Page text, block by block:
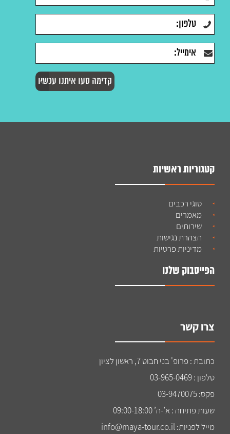
קטגוריות ראשיות
סוגי רכבים
מאמרים
שירותים
הצהרת נגישות
מדיניות פרטיות
הפייסבוק שלנו
צרו קשר
כתובת : פרופ' בני חבוט 7, ראשון לציון
טלפון : 03-965-0469
פקס: 03-9470075
שעות פתיחה : א’-ה’ 09:00-18:00
מייל לפניות: info@maya-tour.co.il